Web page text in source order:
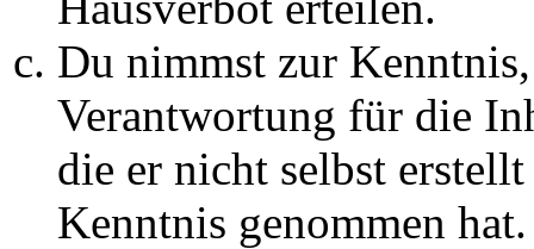
Du nimmst zur
Verantwortung für die
die er nicht selbst
Kenntnis genommen